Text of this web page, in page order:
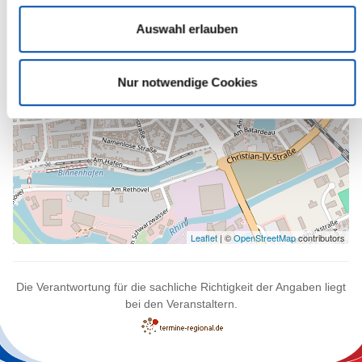
Auswahl erlauben
Nur notwendige Cookies
Leaflet | ©OpenStreetMapcontributors
Die Verantwortung für die sachliche Richtigkeit der Angaben liegt
bei den Veranstaltern.